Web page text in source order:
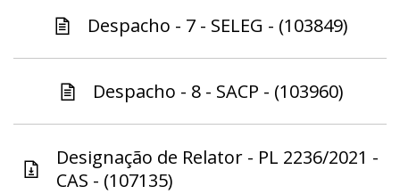
Despacho - 7 - SELEG - (103849)
Despacho - 8 - SACP - (103960)
Designação de Relator - PL 2236/2021 -
CAS - (107135)